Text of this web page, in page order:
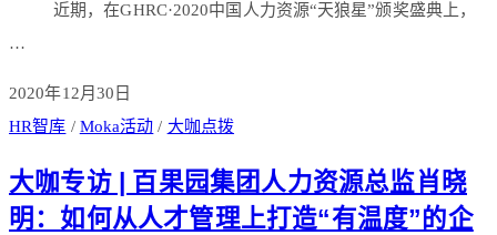
近期，在GHRC·2020中国人力资源“天狼星”颁奖盛典上，
…
2020年12月30日
HR智库 / Moka活动 / 大咖点拨
大咖专访 | 百果园集团人力资源总监肖晓
明：如何从人才管理上打造“有温度”的企